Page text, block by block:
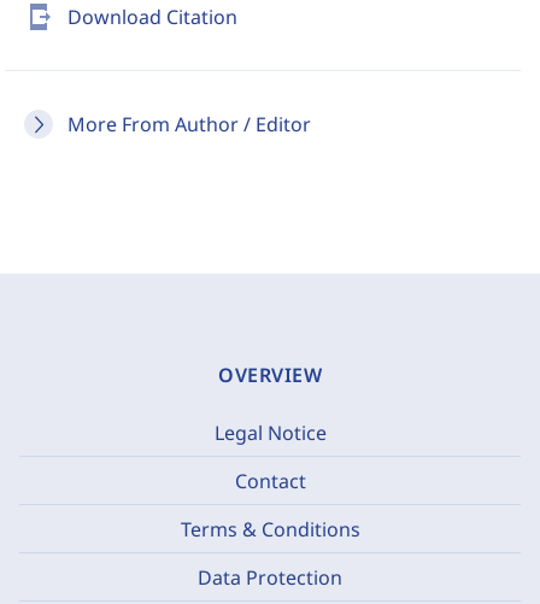
send_to_mobile Download Citation
More From Author / Editor
OVERVIEW
Legal Notice
Contact
Terms & Conditions
Data Protection